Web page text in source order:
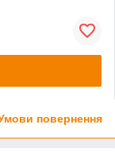
повернення